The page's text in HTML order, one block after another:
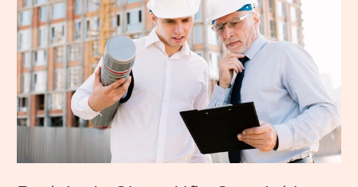
Não
Concluídas:
Alicerce
Técnico
Jurídico
para